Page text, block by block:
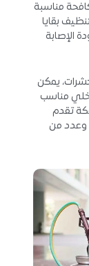
مناسبة
بقايا
الإصابة
يمكن
مناسب
تقدم
وعدد من